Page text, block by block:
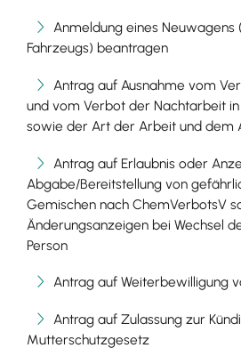
Anmeldung eines Neuwagens
Fahrzeugs) beantragen
Antrag auf Ausnahme vom
und vom Verbot der Nachtarbeit in
sowie der Art der Arbeit und dem
Antrag auf Erlaubnis oder
Abgabe/Bereitstellung von
Gemischen nach ChemVerbotsV
Änderungsanzeigen bei Wechsel
Person
Antrag auf Weiterbewilligung
Antrag auf Zulassung zur
Mutterschutzgesetz